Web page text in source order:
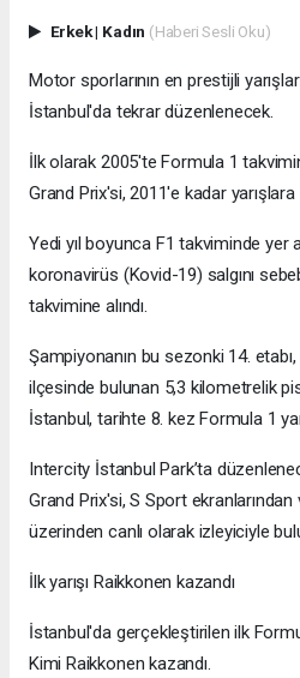
Erkek| Kadın (Haberi Sesli Oku)
Motor sporlarının en prestijli
İstanbul'da tekrar düzenlenecek.
İlk olarak 2005'te Formula 1
Grand Prix'si, 2011'e kadar yarışlara
Yedi yıl boyunca F1 takviminde yer
koronavirüs (Kovid-19) salgını
takvimine alındı.
Şampiyonanın bu sezonki 14.
ilçesinde bulunan 5,3 kilometrelik
İstanbul, tarihte 8. kez Formula 1
Intercity İstanbul Park’ta
Grand Prix'si, S Sport
üzerinden canlı olarak izleyiciyle
İlk yarışı Raikkonen kazandı
İstanbul'da gerçekleştirilen ilk
Kimi Raikkonen kazandı.